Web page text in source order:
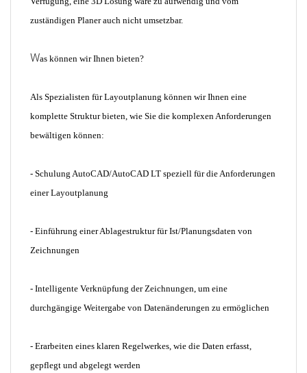
zuständigen Planer auch nicht umsetzbar.
Was können wir Ihnen bieten?
Als Spezialisten für Layoutplanung können wir Ihnen eine
komplette Struktur bieten, wie Sie die komplexen Anforderungen
bewältigen können:
- Schulung AutoCAD/AutoCAD LT speziell für die Anforderungen
einer Layoutplanung
- Einführung einer Ablagestruktur für Ist/Planungsdaten von
Zeichnungen
- Intelligente Verknüpfung der Zeichnungen, um eine
durchgängige Weitergabe von Datenänderungen zu ermöglichen
- Erarbeiten eines klaren Regelwerkes, wie die Daten erfasst,
gepflegt und abgelegt werden